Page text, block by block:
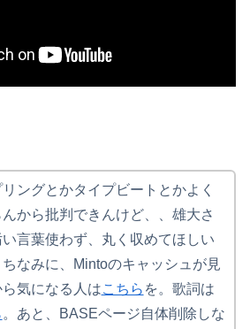
ングとかタイプビートとかよく
から批判できんけど、、雄大さ
い言葉使わず、丸く収めてほしい
なみに、Mintoのキャッシュが見
気になる人はこちら を。歌詞は
。あと、BASEページ自体削除しな